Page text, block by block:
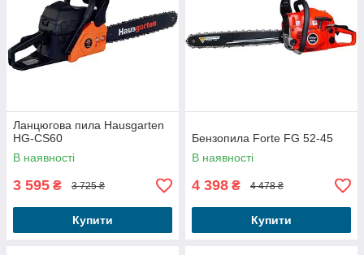
Ланцюгова пила Hausgarten
HG-CS60
В наявності
3 595 ₴ 3 725 ₴
Купити
Бензопила Forte FG 52-45
В наявності
4 398 ₴ 4 478 ₴
Купити